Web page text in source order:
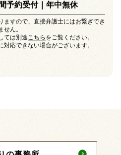
予約受付｜年中無休
すので、直接弁護士にはお繋ぎでき
せん。
ては別途こちら をご覧ください。
応できない場合がございます。